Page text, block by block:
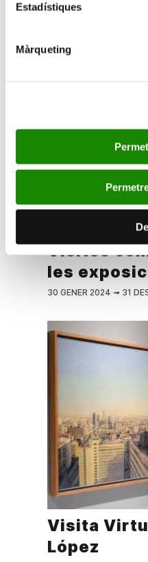
Estadístiques
Màrqueting
Activitats
Visites
les
30 GENER 2024 ➟ 31
Visita
López